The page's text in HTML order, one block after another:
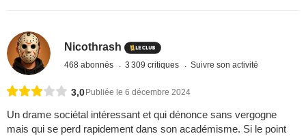
Nicothrash
468 abonnés 3 309 critiques Suivre son activité
3,0 Publiée le 6 décembre 2024
Un drame sociétal intéressant et qui dénonce sans vergogne
mais qui se perd rapidement dans son académisme. Si le point